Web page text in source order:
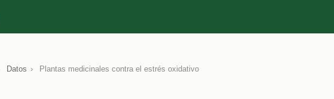
Datos › Plantas medicinales contra el estrés oxidativo